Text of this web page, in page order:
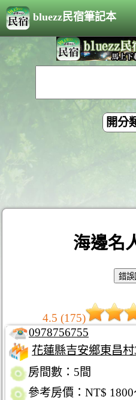
bluezz民宿筆記本
開分
海邊名
4.5 (175)
0978756755
花蓮縣吉安鄉東昌
房間數：5間
參考房價：NT$ 1800